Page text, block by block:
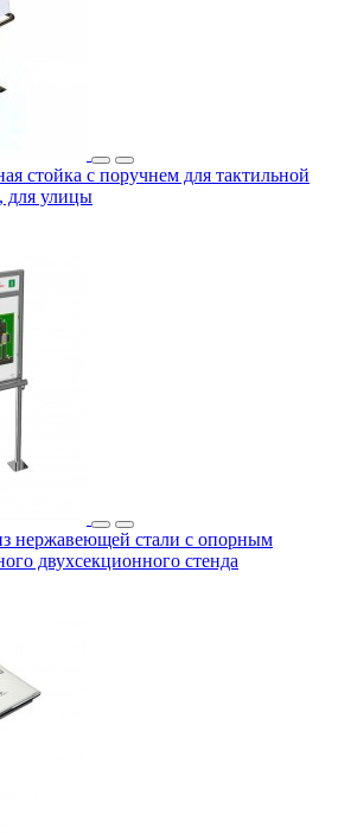
стойка с поручнем для тактильной
для улицы
нержавеющей стали с опорным
двухсекционного стенда